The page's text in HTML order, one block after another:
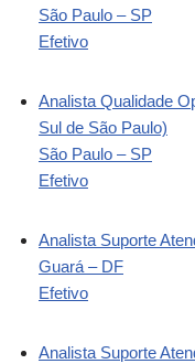
São Paulo – SP
Efetivo
Analista Qualidade
Sul de São Paulo)
São Paulo – SP
Efetivo
Analista Suporte
Guará – DF
Efetivo
Analista Suporte